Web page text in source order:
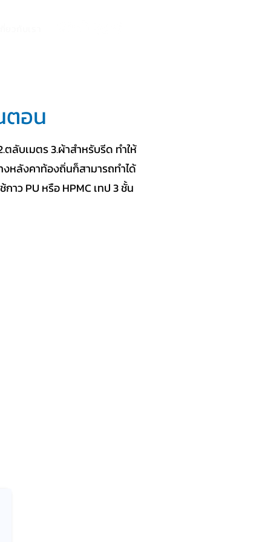
ตอน
ลับเมตร 3.ผ้าสำหรับรีด ทําให้
งหลังคาท้องถิ่นก็สามารถทําได้
ว PU หรือ HPMC เทป 3 ชั้น